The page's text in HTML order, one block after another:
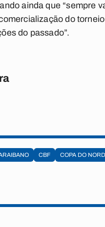
ainda que “sempre
do
do passado”.
CBF COPA DO